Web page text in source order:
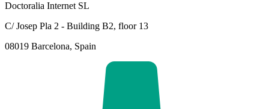
Doctoralia Internet SL
C/ Josep Pla 2 - Building B2, floor 13
08019 Barcelona, Spain